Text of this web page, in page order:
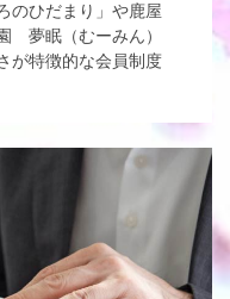
のひだまり」や鹿屋
夢眠（むーみん）
が特徴的な会員制度